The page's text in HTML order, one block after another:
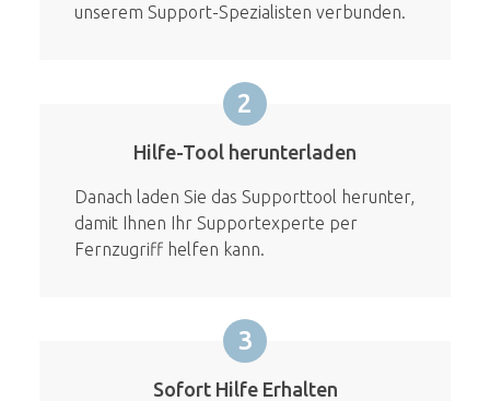
unserem Support-Spezialisten verbunden.
2
Hilfe-Tool herunterladen
Danach laden Sie das Supporttool herunter,
damit Ihnen Ihr Supportexperte per
Fernzugriff helfen kann.
3
Sofort Hilfe Erhalten